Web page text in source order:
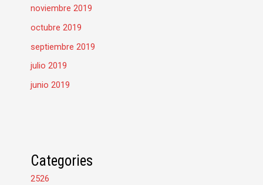
noviembre 2019
octubre 2019
septiembre 2019
julio 2019
junio 2019
Categories
2526